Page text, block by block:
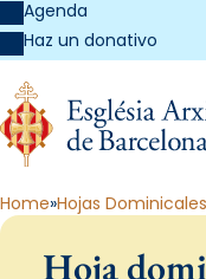
Agenda
Haz un donativo
Home Hojas Dominicales
Hoja